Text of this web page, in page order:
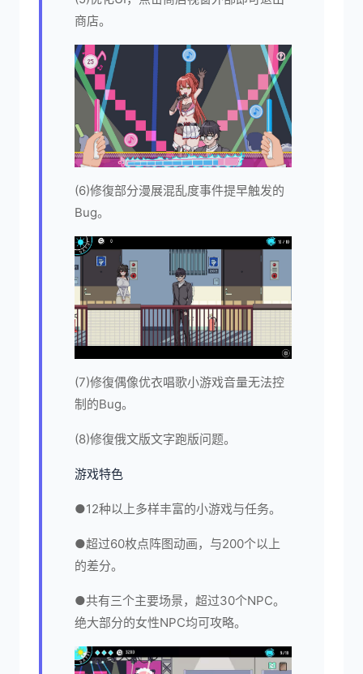
商店。
(6)修復部分漫展混乱度事件提早触发的
Bug。
(7)修復偶像优衣唱歌小游戏音量无法控
制的Bug。
(8)修復俄文版文字跑版问题。
游戏特色
●12种以上多样丰富的小游戏与任务。
●超过60枚点阵图动画，与200个以上
的差分。
●共有三个主要场景，超过30个NPC。
绝大部分的女性NPC均可攻略。